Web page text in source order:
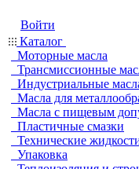
Войти
Каталог
Моторные масла
Трансмиссионные
Индустриальные
Масла для
Масла с пищевым
Пластичные смазки
Технические
Упаковка